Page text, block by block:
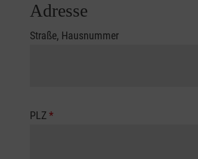
Adresse
Straße, Hausnummer
PLZ*